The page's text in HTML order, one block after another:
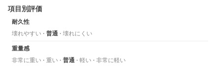
項目別評価
耐久性
壊れやすい
普通 壊れにくい
重量感
非常に重い
重い 普通 軽い 非常に軽い